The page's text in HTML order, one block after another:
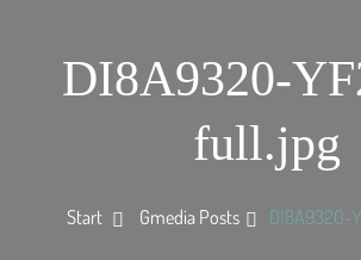
DI8A9320-
full.jpg
Start Gmedia Posts DI8A9320-